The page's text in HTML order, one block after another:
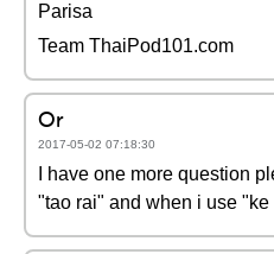
Parisa
Team ThaiPod101.com
Or
2017-05-02 07:18:30
I have one more question
"tao rai" and when i use "ke